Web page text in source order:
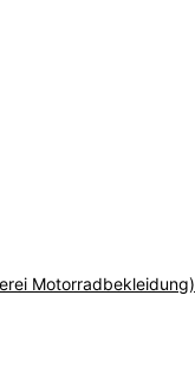
Motorradbekleidung)